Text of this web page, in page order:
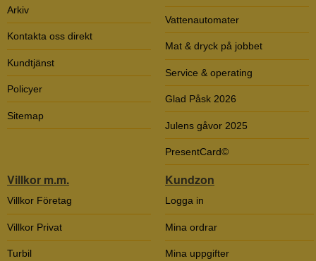
Arkiv
Kontakta oss direkt
Kundtjänst
Policyer
Sitemap
Vattenautomater
Mat & dryck på jobbet
Service & operating
Glad Påsk 2026
Julens gåvor 2025
PresentCard©
Villkor m.m.
Villkor Företag
Villkor Privat
Turbil
Kundzon
Logga in
Mina ordrar
Mina uppgifter